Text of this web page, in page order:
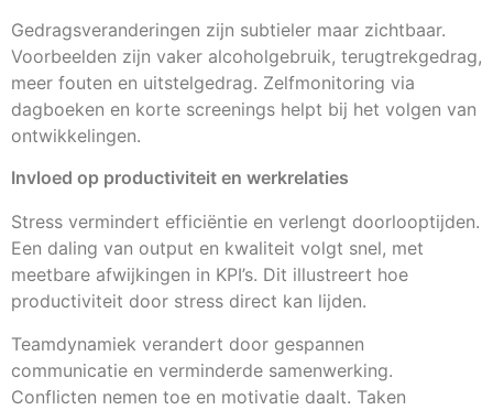
Gedragsveranderingen zijn subtieler maar zichtbaar.
Voorbeelden zijn vaker alcoholgebruik, terugtrekgedrag,
meer fouten en uitstelgedrag. Zelfmonitoring via
dagboeken en korte screenings helpt bij het volgen van
ontwikkelingen.
Invloed op productiviteit en werkrelaties
Stress vermindert efficiëntie en verlengt doorlooptijden.
Een daling van output en kwaliteit volgt snel, met
meetbare afwijkingen in KPI’s. Dit illustreert hoe
productiviteit door stress direct kan lijden.
Teamdynamiek verandert door gespannen
communicatie en verminderde samenwerking.
Conflicten nemen toe en motivatie daalt. Taken